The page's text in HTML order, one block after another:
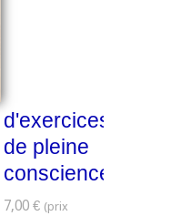
d'exercices
de pleine
conscience
7,00 €